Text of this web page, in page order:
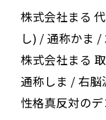
株式会社まる
し) / 通称かま /
株式会社まる
通称しま / 右脳
性格真反対のデ